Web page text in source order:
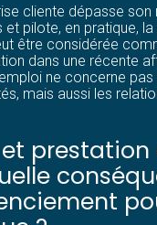
cliente dépasse son
et pilote, en pratique, la
être considérée
dans une récente
ne concerne pas
mais aussi les
prestation